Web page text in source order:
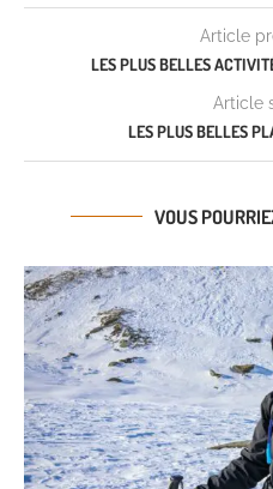
Article
LES PLUS BELLES
Article
LES PLUS BELLES
VOUS